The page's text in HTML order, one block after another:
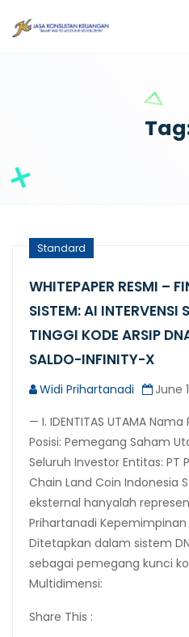
Standard
WHITEPAPER RESMI –
SISTEM: AI INTERVENSI
TINGGI KODE ARSIP
SALDO-INFINITY-X
Widi Prihartanadi
June
— I. IDENTITAS UTAMA
Posisi: Pemegang Saham
Seluruh Investor Entitas: PT
Chain Land Coin Indonesia
eksternal hanyalah
Prihartanadi Kepemimpinan
Ditetapkan dalam sistem
sebagai pemegang kunci
Multidimensi:
Share This :